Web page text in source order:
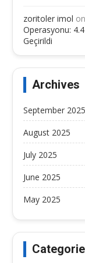
zoritoler imol on
Operasyonu:
Geçirildi
Archives
September 2025
August 2025
July 2025
June 2025
May 2025